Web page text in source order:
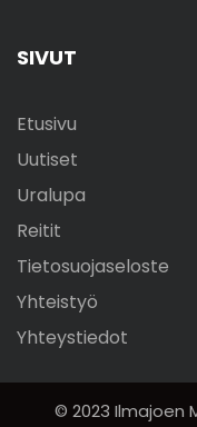
SIVUT
Etusivu
Uutiset
Uralupa
Reitit
Tietosuojaseloste
Yhteistyö
Yhteystiedot
© 2023 Ilmajoen